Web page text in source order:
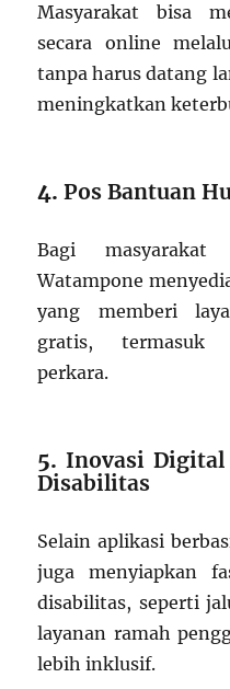
Masyarakat bisa
secara online
tanpa harus datang
meningkatkan
4.Pos Bantuan
Bagi
Watampone
yang memberi
gratis, termasuk
perkara.
5.Inovasi Digital
Disabilitas
Selain aplikasi
juga menyiapkan
disabilitas, seperti
layanan ramah
lebih inklusif.